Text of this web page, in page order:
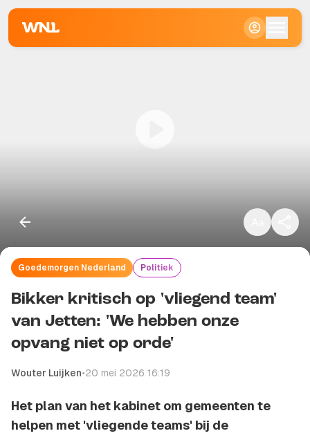
Goedemorgen Nederland Politiek
Bikker kritisch op 'vliegend team'
van Jetten: 'We hebben onze
opvang niet op orde'
Wouter Luijken•20 mei 2026 16:19
Het plan van het kabinet om gemeenten te
helpen met 'vliegende teams' bij de